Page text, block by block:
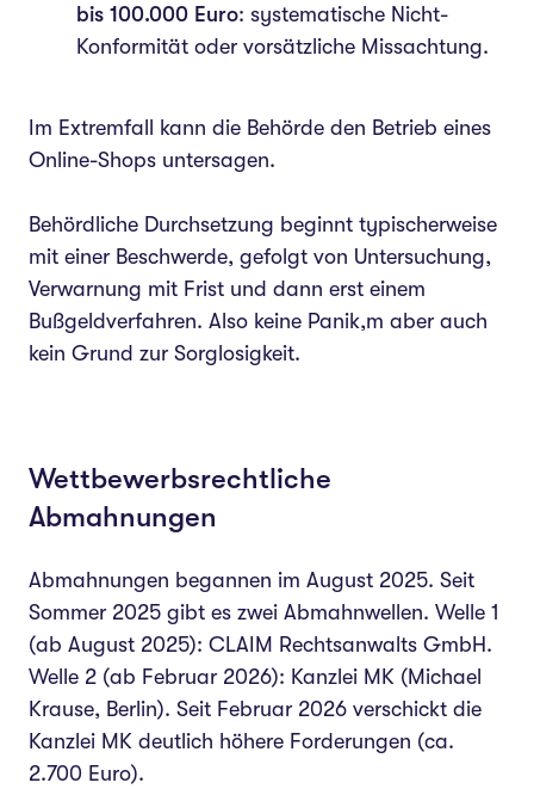
bis 100.000 Euro: systematische Nicht-
Konformität oder vorsätzliche Missachtung.
Im Extremfall kann die Behörde den Betrieb eines
Online-Shops untersagen.
Behördliche Durchsetzung beginnt typischerweise
mit einer Beschwerde, gefolgt von Untersuchung,
Verwarnung mit Frist und dann erst einem
Bußgeldverfahren. Also keine Panik,m aber auch
kein Grund zur Sorglosigkeit.
Wettbewerbsrechtliche
Abmahnungen
Abmahnungen begannen im August 2025. Seit
Sommer 2025 gibt es zwei Abmahnwellen. Welle 1
(ab August 2025): CLAIM Rechtsanwalts GmbH.
Welle 2 (ab Februar 2026): Kanzlei MK (Michael
Krause, Berlin). Seit Februar 2026 verschickt die
Kanzlei MK deutlich höhere Forderungen (ca.
2.700 Euro).